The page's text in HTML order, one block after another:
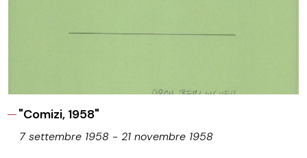
"Comizi, 1958"
7 settembre 1958 - 21 novembre 1958